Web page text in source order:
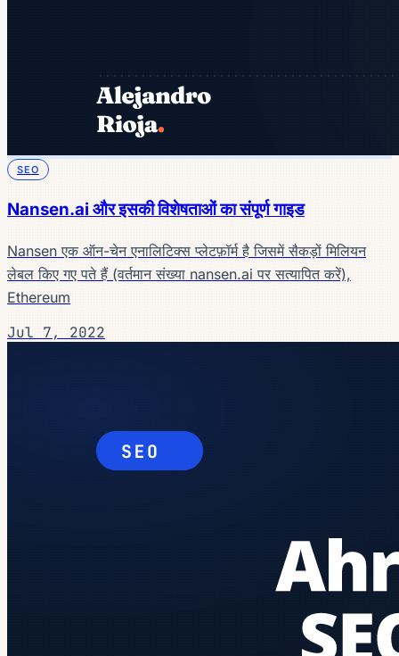
SEO
Nansen.ai और इसकी विशेषताओं का संपूर्ण गाइड
Nansen एक ऑन-चेन एनालिटिक्स प्लेटफ़ॉर्म है जिसमें सैकड़ों मिलियन
लेबल किए गए पते हैं (वर्तमान संख्या nansen.ai पर सत्यापित करें),
Ethereum
Jul 7, 2022